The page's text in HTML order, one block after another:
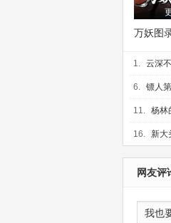
万妖图
1. 云深
更新第02
6. 镖人
11. 杨林
16. 新
运动中国
网友评